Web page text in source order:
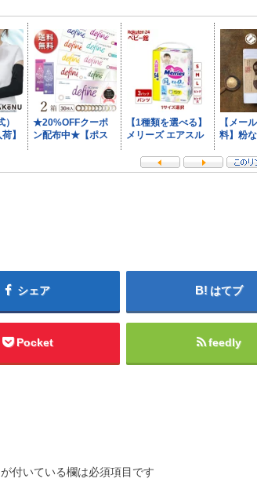
シェア はてブ
Pocket feedly
が付いている欄は必須項目です